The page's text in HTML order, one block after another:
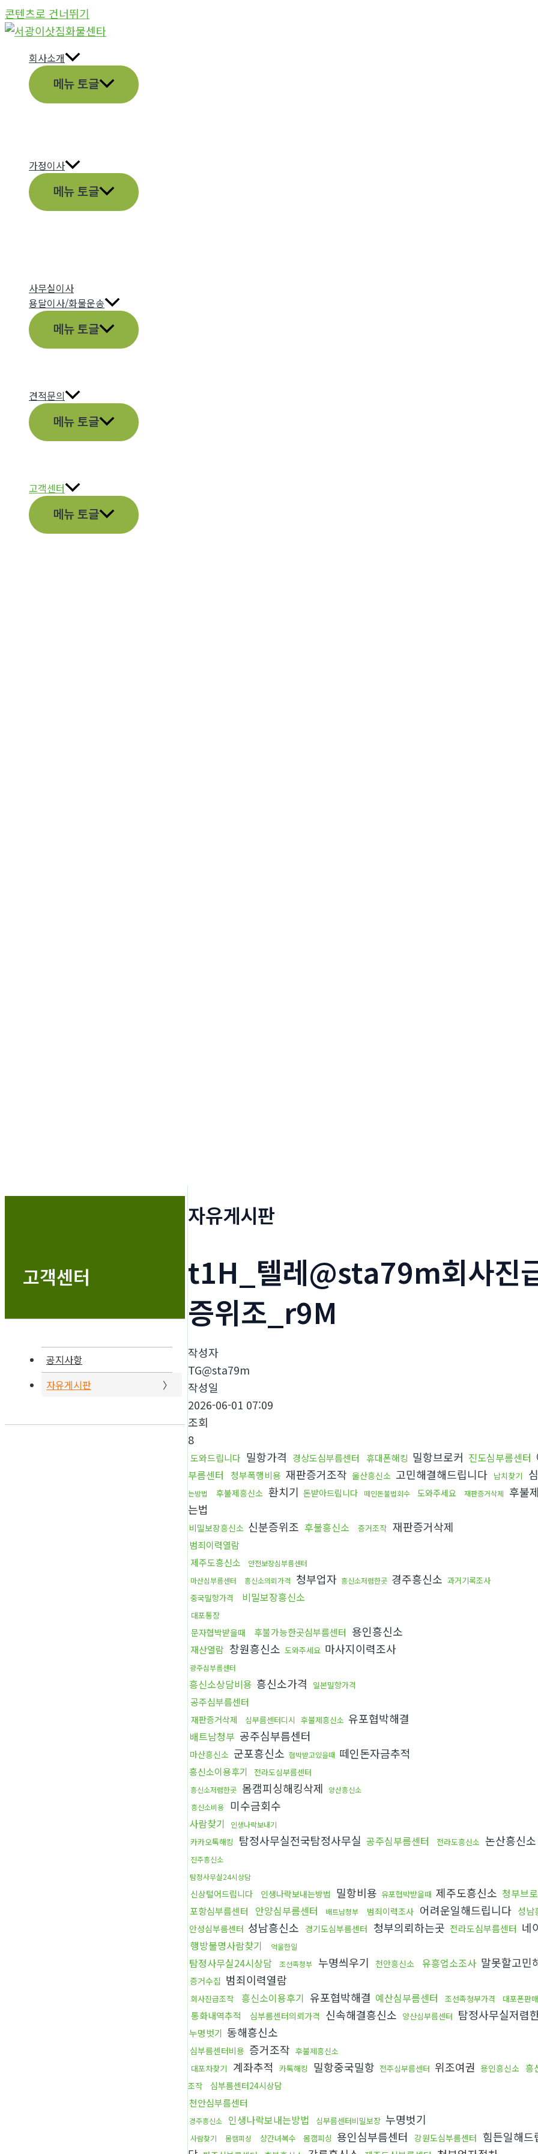
콘텐츠로 건너뛰기
회사소개
메뉴 토글
가정이사
메뉴 토글
사무실이사
용달이사/화물운송
메뉴 토글
견적문의
메뉴 토글
고객센터
메뉴 토글
고객센터
공지사항
자유게시판
자유게시판
t1H_텔레@sta79m회사진
증위조_r9M
작성자
TG@sta79m
작성일
2026-06-01 07:09
조회
8
도와드립니다 밀항가격 경상도심부름센터 휴대폰해킹 밀항브로커 진도심부름센터
부름센터
청부폭행비용 재판증거조작 울산흥신소 고민해결해드립니다 납치찾기
는방법
후불제흥신소 환치기 돈받아드립니다 떼인돈불법회수 도와주세요 재판증거삭제 후불
는법
비밀보장흥신소 신분증위조 후불흥신소 증거조작 재판증거삭제
범죄이력열람
제주도흥신소
안전보장심부름센터
마산심부름센터
흥신소의뢰가격 청부업자 흥신소저렴한곳 경주흥신소 과거기록조사
중국밀항가격
비밀보장흥신소
대포통장
문자협박받을때 후불가능한곳심부름센터 용인흥신소
재산열람 창원흥신소 도와주세요 마사지이력조사
광주심부름센터
흥신소상담비용 흥신소가격 일본밀항가격
공주심부름센터
재판증거삭제 심부름센터디시 후불제흥신소 유포협박해결
배트남청부 공주심부름센터
마산흥신소 군포흥신소 협박받고있을때 떼인돈자금추적
흥신소이용후기 전라도심부름센터
흥신소저렴한곳 몸캠피싱해킹삭제
양산흥신소
흥신소비용
미수금회수
사람찾기 인생나락보내기
카카오톡해킹 탐정사무실전국탐정사무실 공주심부름센터 전라도흥신소 논산흥신소
진주흥신소
탐정사무실24시상담
신상털어드립니다 인생나락보내는방법 밀항비용 유포협박받을때 제주도흥신소 청부브
포항심부름센터 안양심부름센터 배트남청부 범죄이력조사 어려운일해드립니다 성남
안성심부름센터 성남흥신소 경기도심부름센터 청부의뢰하는곳 전라도심부름센터 네
행방불명사람찾기 억울한일
탐정사무실24시상담 조선족청부 누명씌우기 천안흥신소 유흥업소조사 말못할고민
증거수집 범죄이력열람
회사진급조작 흥신소이용후기 유포협박해결 예산심부름센터 조선족청부가격 대포폰판매
통화내역추적 심부름센터의뢰가격 신속해결흥신소 양산심부름센터 탐정사무실저렴
누명벗기 동해흥신소
심부름센터비용 증거조작 후불제흥신소
대포차찾기
계좌추적 카톡해킹 밀항중국밀항 전주심부름센터 위조여권 용인흥신소 흥
조작
심부름센터24시상담
천안심부름센터
경주흥신소 인생나락보내는방법 심부름센터비밀보장 누명벗기
사람찾기 몸캠피싱 상간녀복수 몸캠피싱 용인심부름센터 강원도심부름센터 힘든일해드